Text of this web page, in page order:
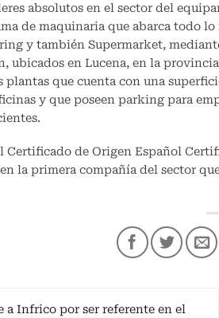
absolutos en el sector del
de maquinaria que abarca todo
y también Supermarket,
ubicados en Lucena, en la
plantas que cuenta con una
y que poseen parking para
Certificado de Origen Español
la primera compañía del sector
a Infrico por ser referente en el